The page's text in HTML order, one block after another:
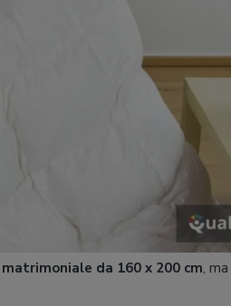
matrimoniale da 160 x 200 cm,